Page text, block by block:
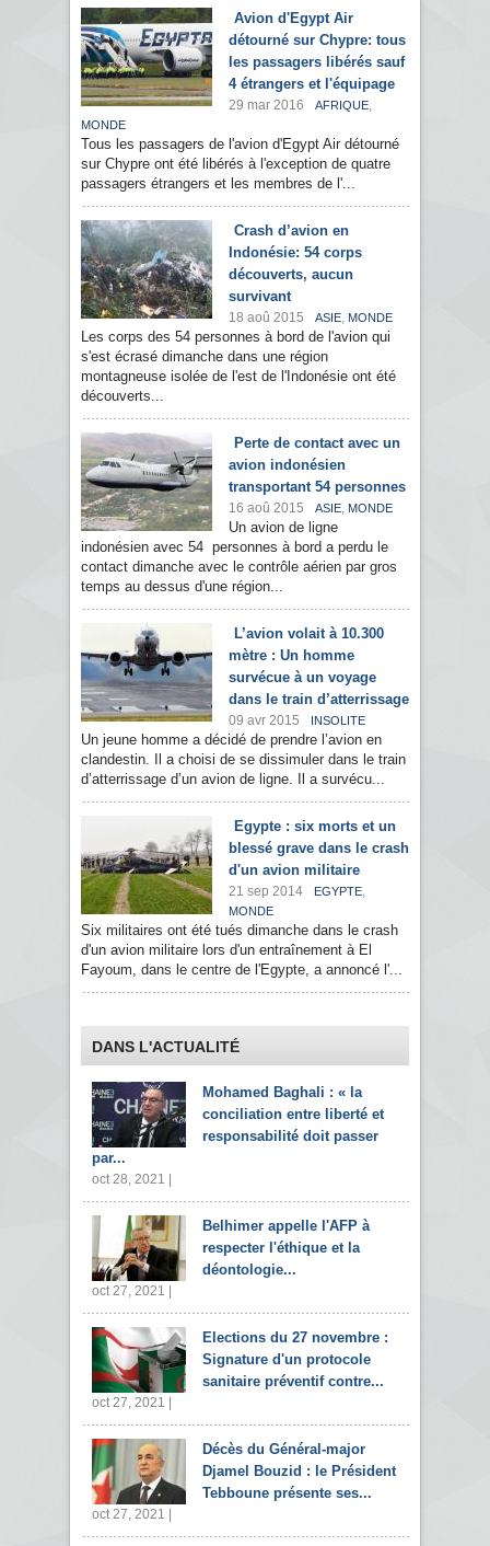
Avion d'Egypt Air
détourné sur Chypre: tous
les passagers libérés sauf
4 étrangers et l'équipage
29 mar 2016 AFRIQUE,
MONDE
Tous les passagers de l'avion d'Egypt Air détourné
sur Chypre ont été libérés à l'exception de quatre
passagers étrangers et les membres de l'...
Crash d’avion en
Indonésie: 54 corps
découverts, aucun
survivant
18 aoû 2015 ASIE, MONDE
Les corps des 54 personnes à bord de l'avion qui
s'est écrasé dimanche dans une région
montagneuse isolée de l'est de l'Indonésie ont été
découverts...
Perte de contact avec un
avion indonésien
transportant 54 personnes
16 aoû 2015 ASIE, MONDE
Un avion de ligne
indonésien avec 54 personnes à bord a perdu le
contact dimanche avec le contrôle aérien par gros
temps au dessus d'une région...
L’avion volait à 10.300
mètre : Un homme
survécue à un voyage
dans le train d’atterrissage
09 avr 2015 INSOLITE
Un jeune homme a décidé de prendre l’avion en
clandestin. Il a choisi de se dissimuler dans le train
d’atterrissage d’un avion de ligne. Il a survécu...
Egypte : six morts et un
blessé grave dans le crash
d'un avion militaire
21 sep 2014 EGYPTE,
MONDE
Six militaires ont été tués dimanche dans le crash
d'un avion militaire lors d'un entraînement à El
Fayoum, dans le centre de l'Egypte, a annoncé l'...
DANS L'ACTUALITÉ
Mohamed Baghali : « la
conciliation entre liberté et
responsabilité doit passer
par...
oct 28, 2021 |
Belhimer appelle l'AFP à
respecter l'éthique et la
déontologie...
oct 27, 2021 |
Elections du 27 novembre :
Signature d'un protocole
sanitaire préventif contre...
oct 27, 2021 |
Décès du Général-major
Djamel Bouzid : le Président
Tebboune présente ses...
oct 27, 2021 |